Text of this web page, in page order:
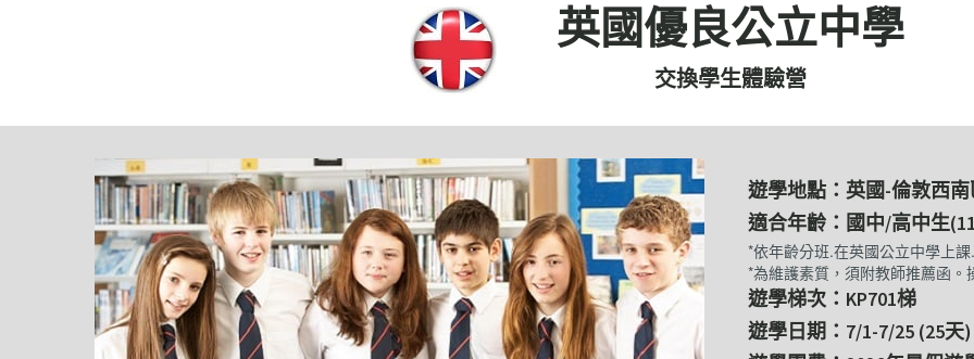
英國優良公立中學
交換學生體驗營
遊學地點：英國-倫敦西
適合年齡：國中/高中生
*依年齡分班.在英國公立中學上
*為維護素質，須附教師推薦函。
遊學梯次：KP701梯
遊學日期：7/1-7/25 (25天)